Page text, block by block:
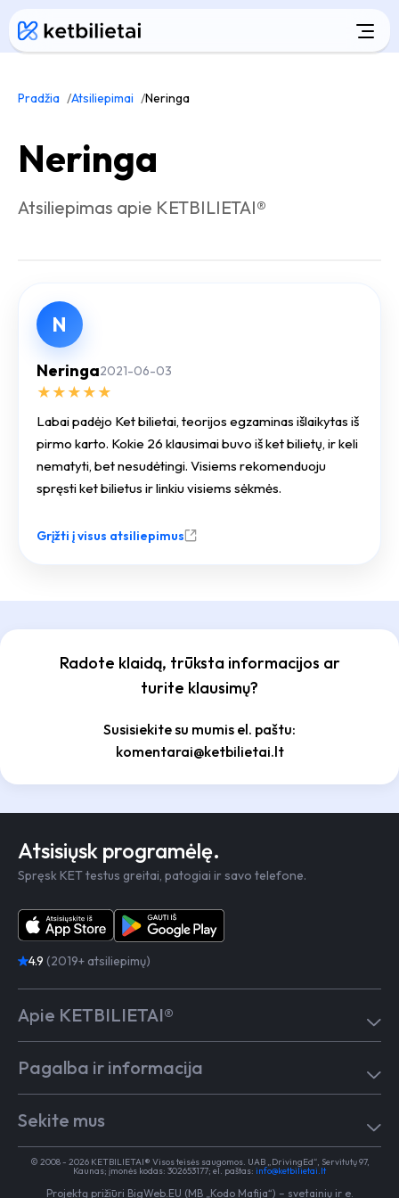
Pradžia Atsiliepimai Neringa
Neringa
Atsiliepimas apie KETBILIETAI®
N
Neringa2021-06-03
★ ★ ★ ★ ★
Labai padėjo Ket bilietai, teorijos egzaminas išlaikytas iš
pirmo karto. Kokie 26 klausimai buvo iš ket bilietų, ir keli
nematyti, bet nesudėtingi. Visiems rekomenduoju
spręsti ket bilietus ir linkiu visiems sėkmės.
Grįžti į visus atsiliepimus
Radote klaidą, trūksta informacijos ar
turite klausimų?
Susisiekite su mumis el. paštu:
komentarai@ketbilietai.lt
Atsisiųsk programėlę.
Spręsk KET testus greitai, patogiai ir savo telefone.
4.9 (2019+ atsiliepimų)
Apie KETBILIETAI®
Kaip mokytis
Testai
Test in English
Kontaktai
Vairavimo mokykloms
Apie KETBILIETAI®
Pagalba ir informacija
Dažniausiai užduodami klausimai
Egzaminai Regitroje
Medicininė pažyma
Sekite mus
TikTok
Facebook
© 2008 - 2026 KETBILIETAI® Visos teisės saugomos. UAB „DrivingEd“, Servitutų 97,
Kaunas; įmonės kodas: 302653177; el. paštas: info@ketbilietai.lt
Projektą prižiūri BigWeb.EU (MB „Kodo Mafija“) – svetainių ir e.